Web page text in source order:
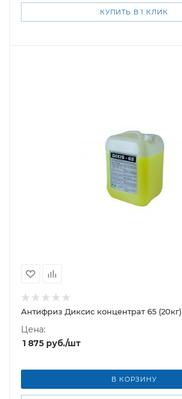
КУПИТЬ В 1 КЛИК
Антифриз Диксис концентрат 65 (20кг)
Цена:
1 875 руб./шт
В КОРЗИНУ